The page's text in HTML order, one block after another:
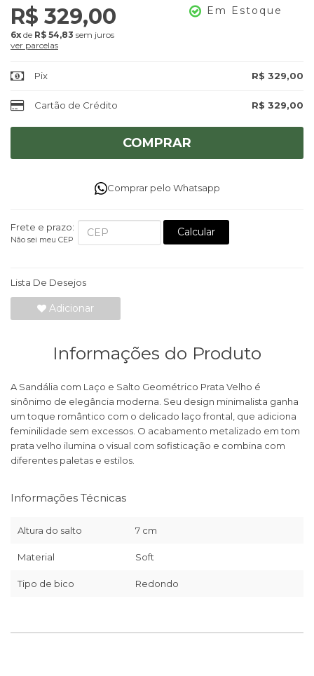
R$ 329,00
6x de R$ 54,83 sem juros
ver parcelas
Em Estoque
Pix R$ 329,00
Cartão de Crédito R$ 329,00
COMPRAR
Comprar pelo Whatsapp
Frete e prazo:
Não sei meu CEP
Calcular
Lista De Desejos
Adicionar
Informações do Produto
A Sandália com Laço e Salto Geométrico Prata Velho é
sinônimo de elegância moderna. Seu design minimalista ganha
um toque romântico com o delicado laço frontal, que adiciona
feminilidade sem excessos. O acabamento metalizado em tom
prata velho ilumina o visual com sofisticação e combina com
diferentes paletas e estilos.
Informações Técnicas
Altura do salto 7 cm
Material Soft
Tipo de bico Redondo